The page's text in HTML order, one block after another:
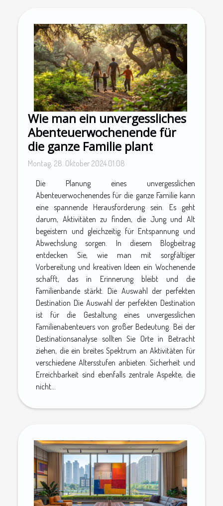
Wie man ein unvergessliches
Abenteuerwochenende für
die ganze Familie plant
Montag, 28. Oktober 2024 01:08
Die Planung eines unvergesslichen
Abenteuerwochenendes für die ganze Familie kann
eine spannende Herausforderung sein. Es geht
darum, Aktivitäten zu finden, die Jung und Alt
begeistern und gleichzeitig für Entspannung und
Abwechslung sorgen. In diesem Blogbeitrag
entdecken Sie, wie man mit sorgfältiger
Vorbereitung und kreativen Ideen ein Wochenende
schafft, das in Erinnerung bleibt und die
Familienbande stärkt. Die Auswahl der perfekten
Destination Die Auswahl der perfekten Destination
ist für die Gestaltung eines unvergesslichen
Familienabenteuers von großer Bedeutung. Bei der
Destinationsanalyse sollten Sie Orte in Betracht
ziehen, die ein breites Spektrum an Aktivitäten für
verschiedene Altersstufen anbieten. Sicherheit und
Erreichbarkeit sind ebenfalls zentrale Aspekte, die
nicht...